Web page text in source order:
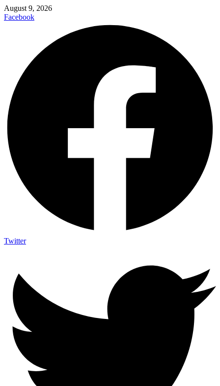
August 9, 2026
Facebook
Twitter